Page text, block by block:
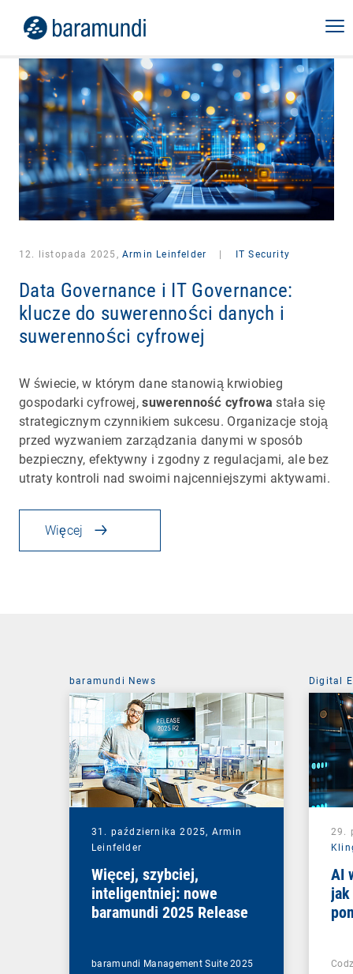
12. listopada 2025, Armin Leinfelder IT Security
Data Governance i IT Governance:
klucze do suwerenności danych i
suwerenności cyfrowej
W świecie, w którym dane stanowią krwiobieg
gospodarki cyfrowej,suwerenność cyfrowa stała się
strategicznym czynnikiem sukcesu. Organizacje stoją
przed wyzwaniem zarządzania danymi w sposób
bezpieczny, efektywny i zgodny z regulacjami, ale bez
utraty kontroli nad swoimi najcenniejszymi aktywami.
Więcej
baramundi News
31. października 2025, Armin
Leinfelder
Więcej, szybciej,
inteligentniej: nowe
baramundi 2025 Release
baramundi Management Suite 2025
Digital
29.
AI